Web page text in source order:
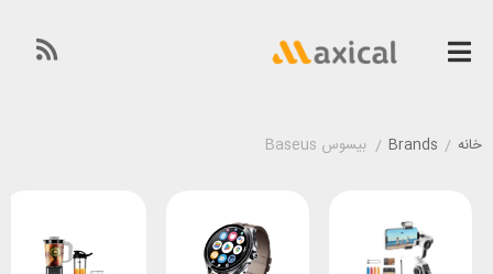
خانه /
Brands
/ بیسوس Baseus